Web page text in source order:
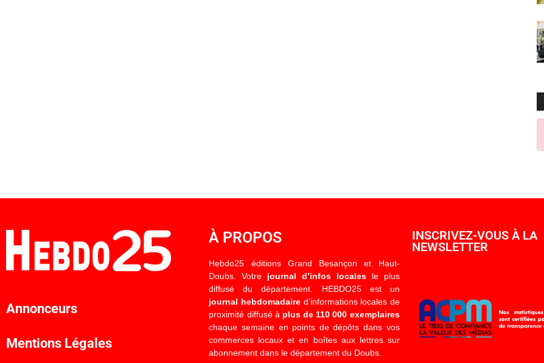
Annonceurs
Mentions Légales
À PROPOS
Hebdo25 éditions Grand Besançon et Haut-
Doubs. Votre journal d’infos localesle plus
diffusé du département. HEBDO25 est un
journal hebdomadaired’informations locales de
proximité diffusé à plus de 110 000 exemplaires
chaque semaine en points de dépôts dans vos
commerces locaux et en boîtes aux lettres sur
abonnement dans le département du Doubs.
INSCRIVEZ-VOUS À LA
NEWSLETTER